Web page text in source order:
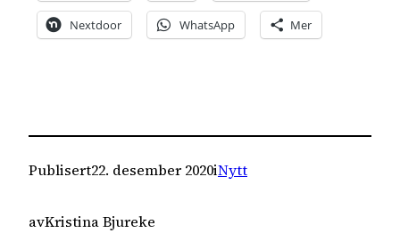
Nextdoor WhatsApp Mer
Publisert22. desember 2020iNytt
avKristina Bjureke